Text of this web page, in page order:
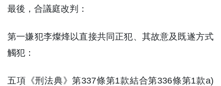
最後，合議庭改判：
第一嫌犯李燦烽以直接共同正犯、其故意及既遂方式
觸犯：
五項《刑法典》第337條第1款結合第336條第1款a)